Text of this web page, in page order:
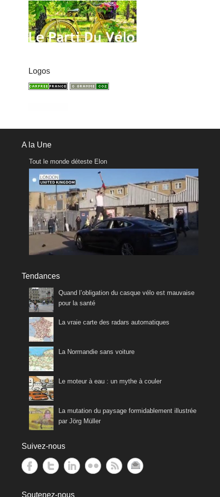
Logos
A la Une
Tout le monde déteste Elon
Tendances
Quand l’obligation du casque vélo est mauvaise
pour la santé
La vraie carte des radars automatiques
La Normandie sans voiture
Le moteur à eau : un mythe à couler
La mutation du paysage formidablement illustrée
par Jörg Müller
Suivez-nous
Soutenez-nous